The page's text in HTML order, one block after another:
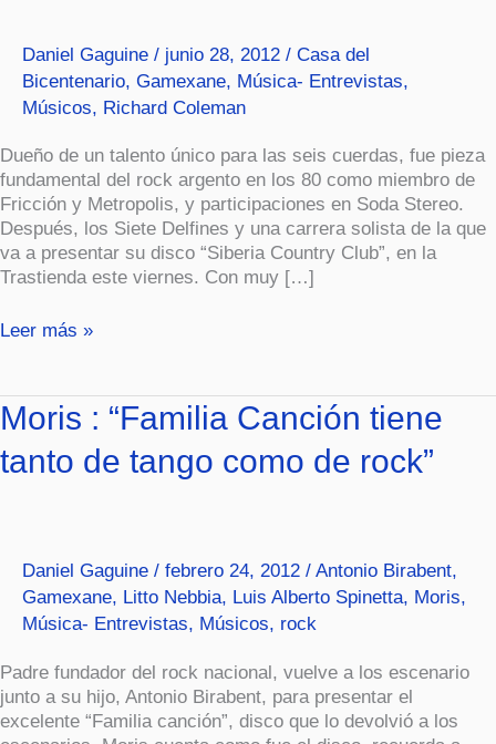
Daniel Gaguine / junio 28, 2012 / Casa del
Bicentenario, Gamexane, Música- Entrevistas,
Músicos, Richard Coleman
Dueño de un talento único para las seis cuerdas, fue pieza
fundamental del rock argento en los 80 como miembro de
Fricción y Metropolis, y participaciones en Soda Stereo.
Después, los Siete Delfines y una carrera solista de la que
va a presentar su disco “Siberia Country Club”, en la
Trastienda este viernes. Con muy […]
modas”
Leer más »
Moris : “Familia Canción tiene
tanto de tango como de rock”
Daniel Gaguine / febrero 24, 2012 / Antonio Birabent,
Gamexane, Litto Nebbia, Luis Alberto Spinetta, Moris,
Música- Entrevistas, Músicos, rock
Padre fundador del rock nacional, vuelve a los escenario
junto a su hijo, Antonio Birabent, para presentar el
excelente “Familia canción”, disco que lo devolvió a los
Moris
:
“Familia
tango
como